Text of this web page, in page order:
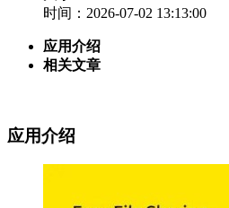
时间：2026-07-02 13:13:00
应用介绍
相关文章
应用介绍